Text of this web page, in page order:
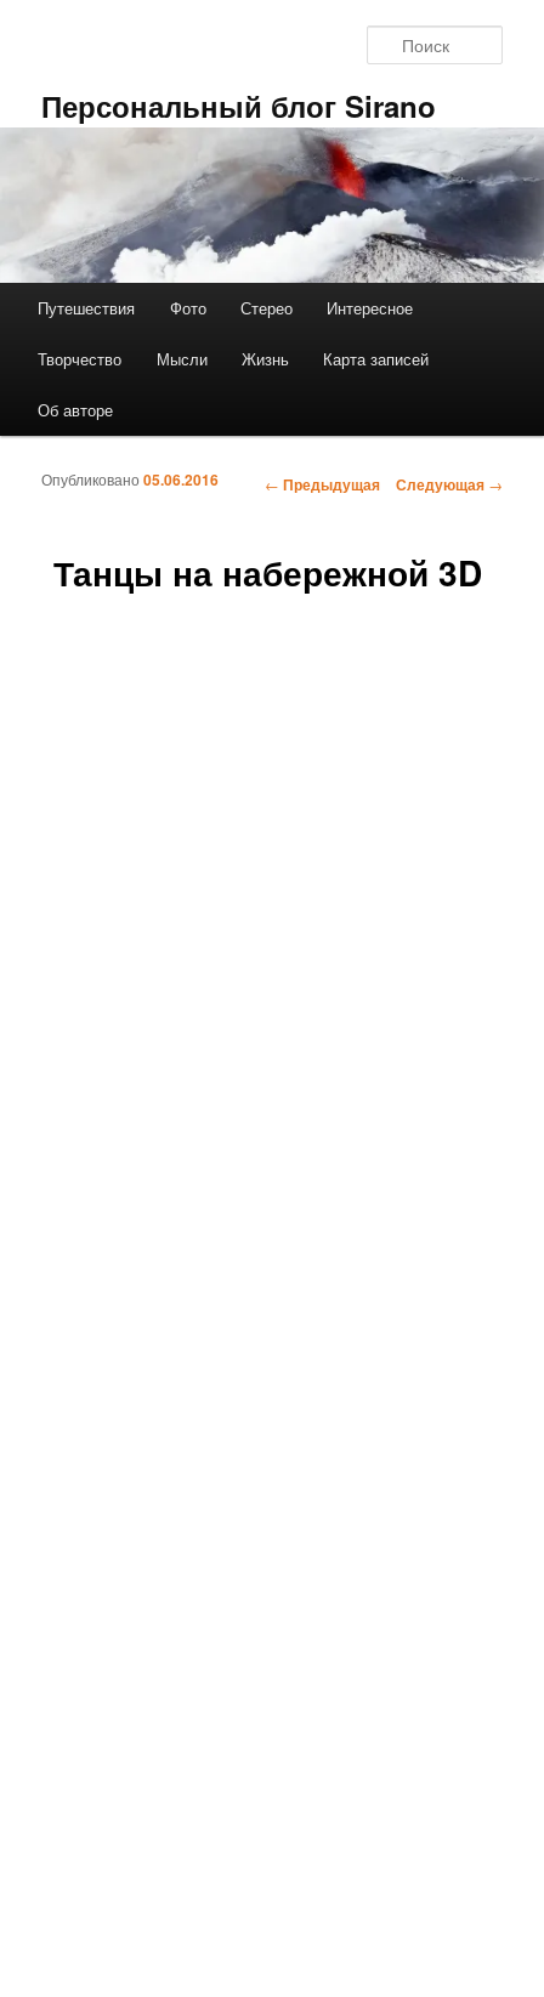
Персональный блог Sirano
Главное меню
Путешествия Фото Стерео Интересное
Творчество Мысли Жизнь Карта записей
Об авторе
Навигация по записям
← Предыдущая Следующая →
Танцы на набережной 3D
Опубликовано05.06.2016